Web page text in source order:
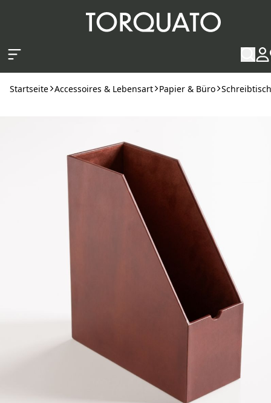
Startseite Accessoires & Lebensart Papier & Büro